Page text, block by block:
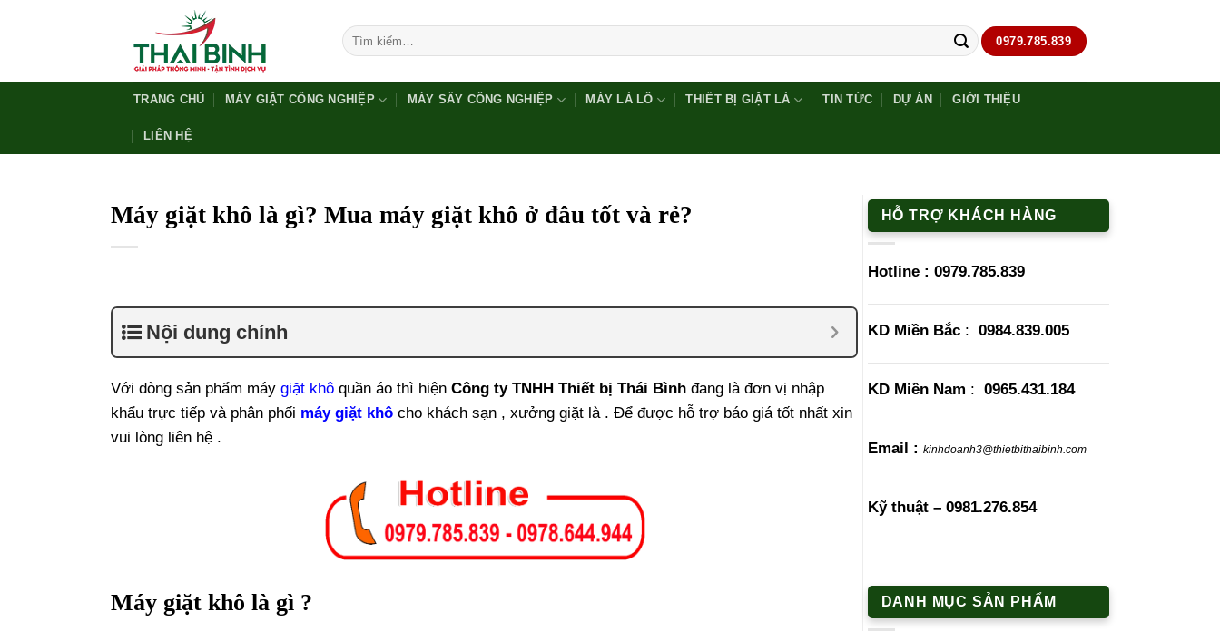
dung
Tìm
kiếm:
0979.785.839
TRANG CHỦ MÁY GIẶT CÔNG NGHIỆP MÁY SẤY CÔNG NGHIỆP MÁY LÀ LÔ THIẾT BỊ GIẶT LÀ TIN TỨC DỰ ÁN GIỚI THIỆU
LIÊN HỆ
Máy giặt khô là gì? Mua máy giặt khô ở đâu tốt và rẻ?
Nội dung chính
Với dòng sản phẩm máy giặt khô quần áo thì hiện Công ty TNHH Thiết bị Thái Bình đang là đơn vị nhập
khẩu trực tiếp và phân phối máy giặt khô cho khách sạn , xưởng giặt là . Để được hỗ trợ báo giá tốt nhất xin
vui lòng liên hệ .
Máy giặt khô là gì ?
HỖ TRỢ KHÁCH HÀNG
Hotline : 0979.785.839
KD Miền Bắc: 0984.839.005
KD Miền Nam : 0965.431.184
Email : kinhdoanh3@thietbithaibinh.com
Kỹ thuật – 0981.276.854
DANH MỤC SẢN PHẨM